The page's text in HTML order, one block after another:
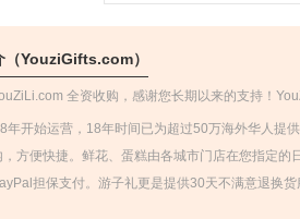
（YouziGifts.com）
全资收购，感谢您长期以来的支持！
开始运营，18年时间已为超过50万海外华人提
，方便快捷。鲜花、蛋糕由各城市门店在您指定
担保支付。游子礼更是提供30天不满意退换货